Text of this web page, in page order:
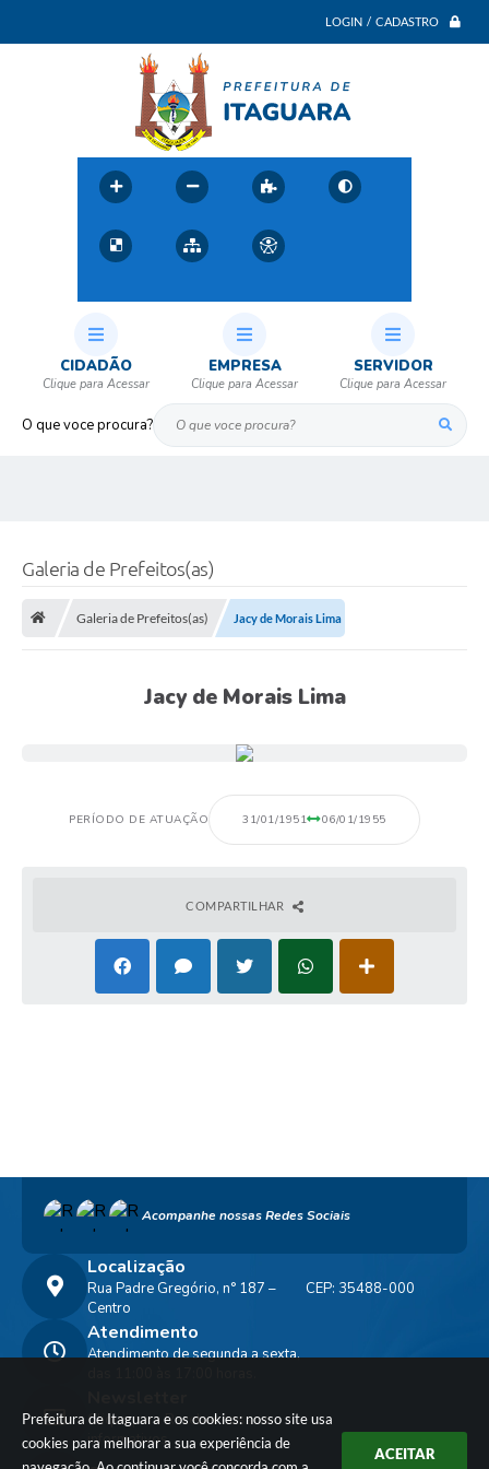
Prefeitura de Itaguara e os cookies: nosso site usa
cookies para melhorar a sua experiência de
ACEITAR
LOGIN / CADASTRO
O que voce procura?
CIDADÃO EMPRESA SERVIDOR
Galeria de Prefeitos(as)
Galeria de Prefeitos(as) Jacy de Morais Lima
Jacy de Morais Lima
PERÍODO DE ATUAÇÃO 31/01/1951 06/01/1955
COMPARTILHAR
Acompanhe nossas Redes Sociais
Localização
Rua Padre Gregório, n° 187 –
Centro
CEP: 35488-000
Atendimento
Atendimento de segunda a sexta,
Clique para Receber nossos
informativos